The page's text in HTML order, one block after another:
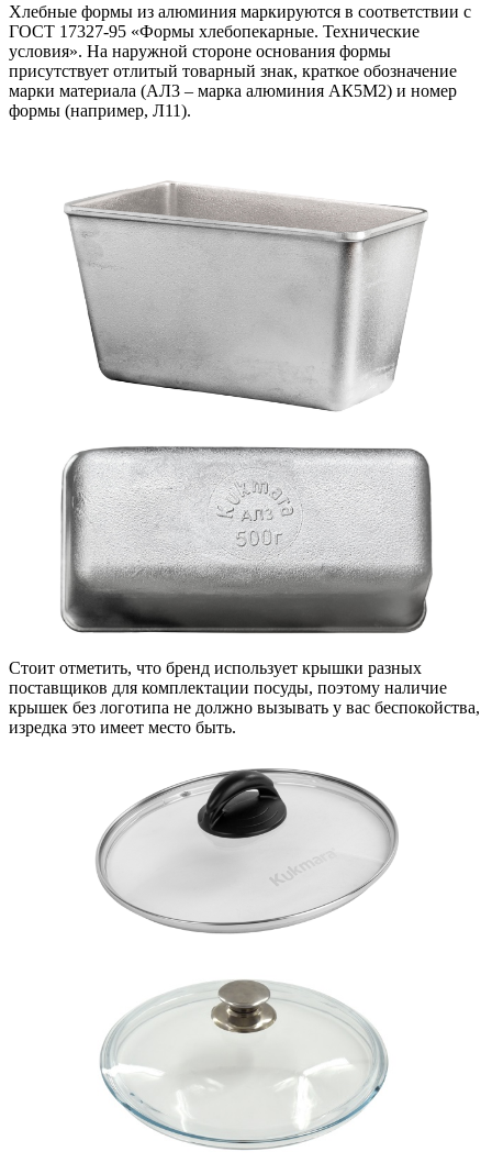
Хлебные формы из алюминия маркируются в соответствии с
ГОСТ 17327-95 «Формы хлебопекарные. Технические
условия». На наружной стороне основания формы
присутствует отлитый товарный знак, краткое обозначение
марки материала (АЛ3 – марка алюминия АК5М2) и номер
формы (например, Л11).
Стоит отметить, что бренд использует крышки разных
поставщиков для комплектации посуды, поэтому наличие
крышек без логотипа не должно вызывать у вас беспокойства,
изредка это имеет место быть.